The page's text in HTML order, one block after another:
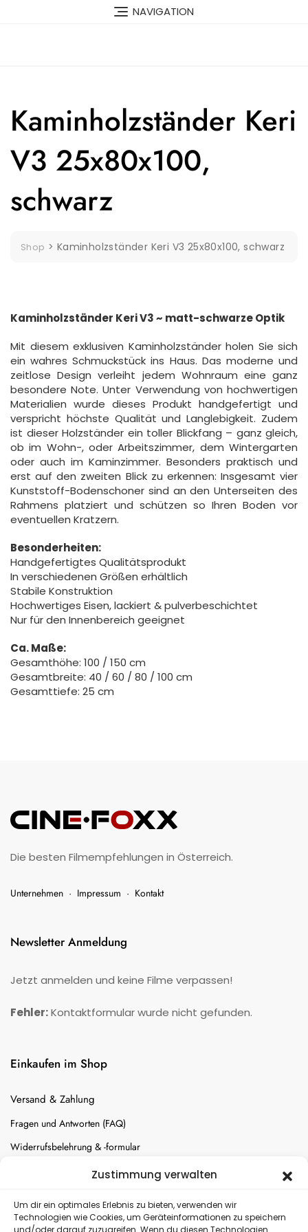
Zustimmung verwalten
Um dir ein optimales Erlebnis zu bieten, verwenden wir
Technologien wie Cookies, um Geräteinformationen zu speichern
und/oder darauf zuzugreifen. Wenn du diesen Technologien
NAVIGATION
Kaminholzständer Keri
V3 25x80x100,
schwarz
Shop > Kaminholzständer Keri V3 25x80x100, schwarz
Kaminholzständer Keri V3 ~ matt-schwarze Optik
Mit diesem exklusiven Kaminholzständer holen Sie sich
ein wahres Schmuckstück ins Haus. Das moderne und
zeitlose Design verleiht jedem Wohnraum eine ganz
besondere Note. Unter Verwendung von hochwertigen
Materialien wurde dieses Produkt handgefertigt und
verspricht höchste Qualität und Langlebigkeit. Zudem
ist dieser Holzständer ein toller Blickfang – ganz gleich,
ob im Wohn-, oder Arbeitszimmer, dem Wintergarten
oder auch im Kaminzimmer. Besonders praktisch und
erst auf den zweiten Blick zu erkennen: Insgesamt vier
Kunststoff-Bodenschoner sind an den Unterseiten des
Rahmens platziert und schützen so Ihren Boden vor
eventuellen Kratzern.
Besonderheiten:
Handgefertigtes Qualitätsprodukt
In verschiedenen Größen erhältlich
Stabile Konstruktion
Hochwertiges Eisen, lackiert & pulverbeschichtet
Nur für den Innenbereich geeignet
Ca. Maße:
Gesamthöhe: 100 / 150 cm
Gesamtbreite: 40 / 60 / 80 / 100 cm
Gesamttiefe: 25 cm
Die besten Filmempfehlungen in Österreich.
Unternehmen · Impressum · Kontakt
Newsletter Anmeldung
Jetzt anmelden und keine Filme verpassen!
Fehler:Kontaktformular wurde nicht gefunden.
Einkaufen im Shop
Versand & Zahlung
Fragen und Antworten (FAQ)
Widerrufsbelehrung & -formular
Batterien-Entsorgung